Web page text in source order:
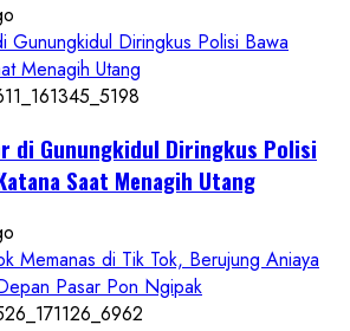
Diringkus Polisi Bawa
Menagih Utang
di Gunungkidul Diringkus Polisi
Saat Menagih Utang
Memanas di Tik Tok, Berujung Aniaya
Pasar Pon Ngipak